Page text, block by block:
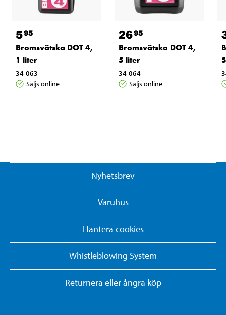
595
Bromsvätska DOT 4,
1 liter
34-063
Säljs online
2695
Bromsvätska DOT 4,
5 liter
34-064
Säljs online
Nyhetsbrev
Varuhus
Hantera cookies
Whistleblowing System
Returnera eller ångra köp